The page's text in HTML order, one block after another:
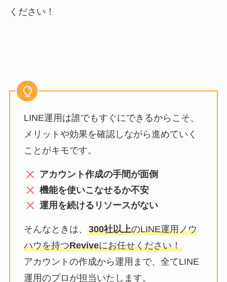
ください！
LINE運用は誰でもすぐにできるからこそ、
メリットや効果を確認しながら進めていく
ことがキモです。
アカウント作成の手間が面倒
機能を使いこなせるか不安
運用を続けるリソースがない
そんなときは、 300社以上のLINE運用ノウ
ハウを持つReviveにお任せください！
アカウントの作成から運用まで、全てLINE
運用のプロが担当いたします。